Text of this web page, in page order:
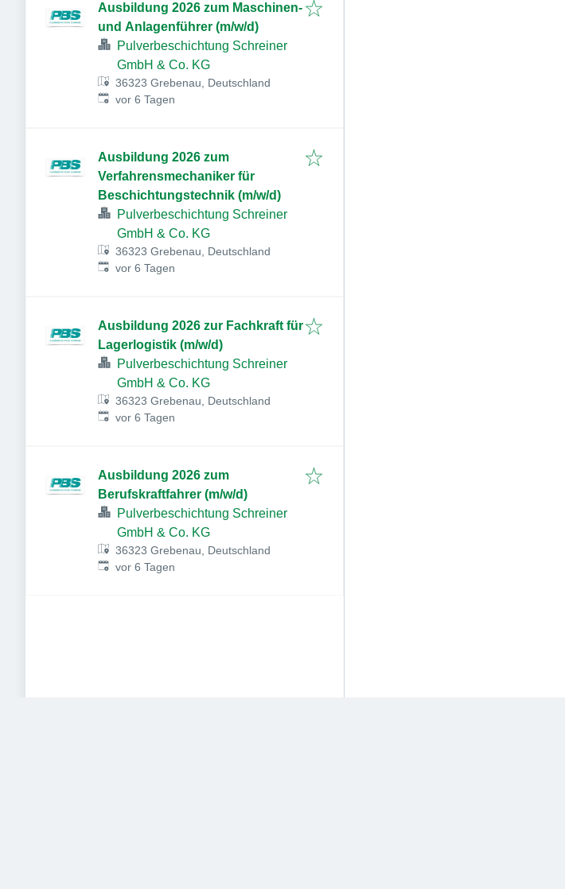
Ausbildung 2026 zum Maschinen-
und Anlagenführer (m/w/d)
Pulverbeschichtung Schreiner
GmbH & Co. KG
36323 Grebenau, Deutschland
Veröffentlicht:
vor 6 Tagen
Ausbildung 2026 zum
Verfahrensmechaniker für
Beschichtungstechnik (m/w/d)
Pulverbeschichtung Schreiner
GmbH & Co. KG
36323 Grebenau, Deutschland
Veröffentlicht:
vor 6 Tagen
Ausbildung 2026 zur Fachkraft für
Lagerlogistik (m/w/d)
Pulverbeschichtung Schreiner
GmbH & Co. KG
36323 Grebenau, Deutschland
Veröffentlicht:
vor 6 Tagen
Ausbildung 2026 zum
Berufskraftfahrer (m/w/d)
Pulverbeschichtung Schreiner
GmbH & Co. KG
36323 Grebenau, Deutschland
Veröffentlicht:
vor 6 Tagen